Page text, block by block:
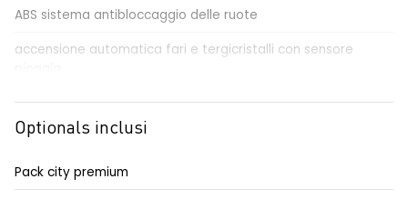
ABS sistema antibloccaggio delle ruote
accensione automatica fari e tergicristalli con sensore
active driver assist
Aggiornamento del sistema, incluso per 5 anni
airbag centrale, airbag laterali e a tendina anteriori e
posteriori
Optionals inclusi
Pack city premium